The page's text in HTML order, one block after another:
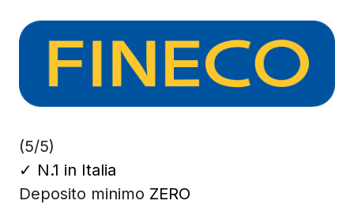
(5/5)
✓ N.1 in Italia
Deposito minimo ZERO